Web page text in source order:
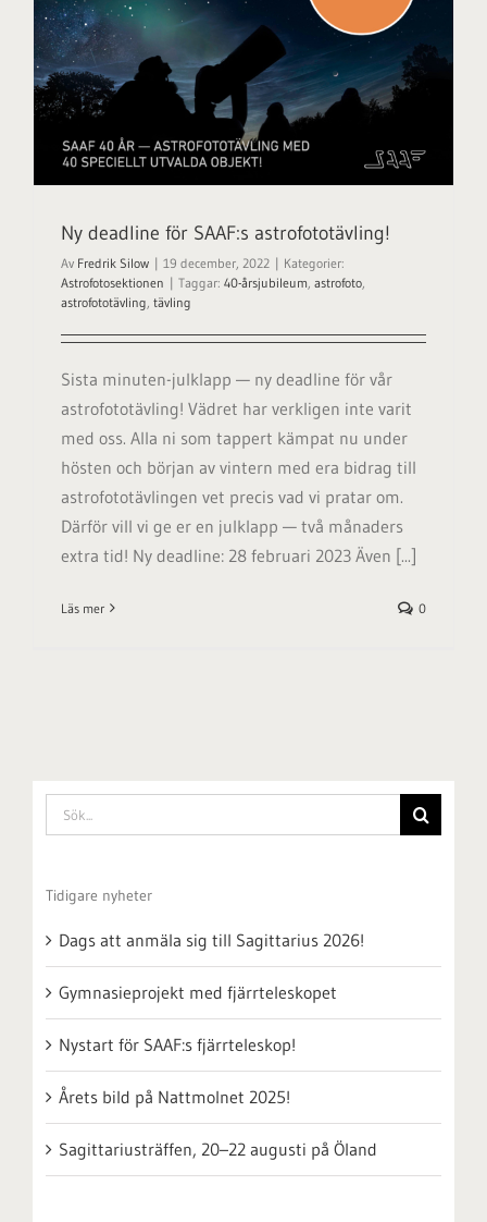
Ny deadline för SAAF:s astrofototävling!
Av Fredrik Silow | 19 december, 2022 | Kategorier:
Astrofotosektionen | Taggar: 40-årsjubileum astrofoto
astrofototävling tävling
Sista minuten-julklapp — ny deadline för vår
astrofototävling! Vädret har verkligen inte varit
med oss. Alla ni som tappert kämpat nu under
hösten och början av vintern med era bidrag till
astrofototävlingen vet precis vad vi pratar om.
Därför vill vi ge er en julklapp — två månaders
extra tid! Ny deadline: 28 februari 2023 Även [...]
Läs mer 0
Sök
efter:
Tidigare nyheter
Dags att anmäla sig till Sagittarius 2026!
Gymnasieprojekt med fjärrteleskopet
Nystart för SAAF:s fjärrteleskop!
Årets bild på Nattmolnet 2025!
Sagittariusträffen, 20–22 augusti på Öland